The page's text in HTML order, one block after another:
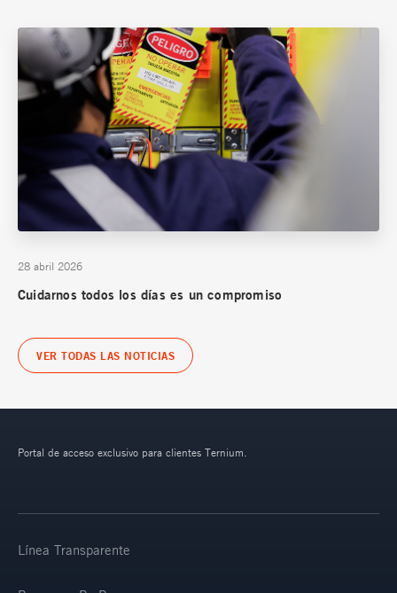
28 abril 2026
Cuidarnos todos los días es un compromiso
VER TODAS LAS NOTICIAS
Portal de acceso exclusivo para clientes Ternium.
Línea Transparente